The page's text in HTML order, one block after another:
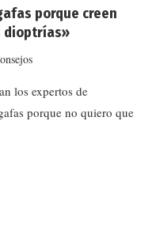
porque creen
dioptrías»
los expertos de
porque no quiero que